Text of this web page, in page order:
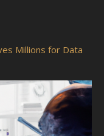
Millions for Data